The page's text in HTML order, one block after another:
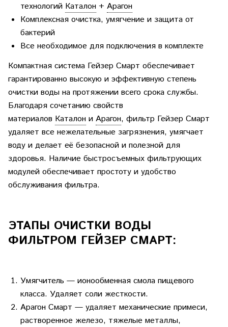
технологий Каталон + Арагон
Комплексная очистка, умягчение и защита от
бактерий
Все необходимое для подключения в комплекте
Компактная система Гейзер Смарт обеспечивает
гарантированно высокую и эффективную степень
очистки воды на протяжении всего срока службы.
Благодаря сочетанию свойств
материалов Каталон и Арагон, фильтр Гейзер Смарт
удаляет все нежелательные загрязнения, умягчает
воду и делает её безопасной и полезной для
здоровья. Наличие быстросъемных фильтрующих
модулей обеспечивает простоту и удобство
обслуживания фильтра.
ЭТАПЫ ОЧИСТКИ ВОДЫ
ФИЛЬТРОМ ГЕЙЗЕР СМАРТ:
Умягчитель — ионообменная смола пищевого
класса. Удаляет соли жесткости.
Арагон Смарт — удаляет механические примеси,
растворенное железо, тяжелые металлы,